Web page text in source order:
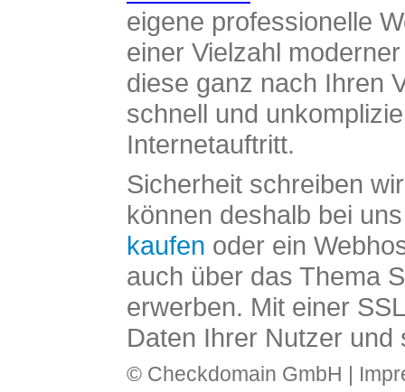
eigene professionelle
einer Vielzahl
diese ganz nach Ihren
schnell und
Internetauftritt.
Sicherheit schreiben
können deshalb bei
kaufen oder ein
auch über das Thema
erwerben. Mit einer
Daten Ihrer Nutzer und
© Checkdomain GmbH |